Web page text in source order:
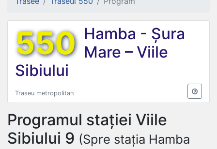
550 Hamba - Șura
Mare – Viile
Sibiului
Traseu metropolitan
Programul stației Viile
Sibiului 9 (Spre stația Hamba